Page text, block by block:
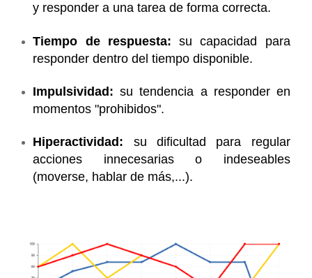
y responder a una tarea de forma correcta.
Tiempo de respuesta: su capacidad para
responder dentro del tiempo disponible.
Impulsividad:sutendencia a responder en
momentos "prohibidos".
Hiperactividad: su dificultad para regular
acciones innecesarias o indeseables
(moverse, hablar de más,...).